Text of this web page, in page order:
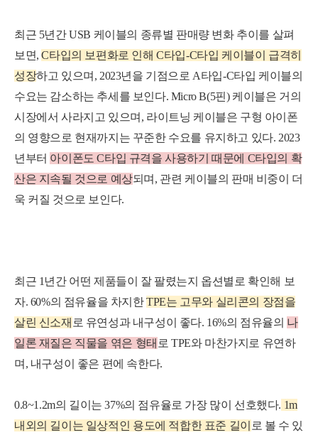
최근 5년간 USB 케이블의 종류별 판매량 변화 추이를 살펴
보면,C타입의 보편화로 인해 C타입-C타입 케이블이 급격히
성장하고 있으며 , 2023년을 기점으로 A타입-C타입 케이블의
수요는 감소하는 추세를 보인다. Micro B(5핀) 케이블은 거의
시장에서 사라지고 있으며, 라이트닝 케이블은 구형 아이폰
의 영향으로 현재까지는 꾸준한 수요를 유지 하고 있다. 2023
년부터 아이폰도 C타입 규격을 사용하기 때 문에 C타입의 확
산은 지속될 것으로 예상되며, 관련 케이블의 판매 비중이 더
욱 커질 것으로 보인다.
최근 1년간 어떤 제품들이 잘 팔렸는지 옵션별로 확인해 보
자. 60%의 점유율을 차지한TPE는 고무와 실리콘의 장점을
살린 신소재 로 유연성과 내구성이 좋다. 16%의 점유율의 나
일론 재질은 직물을 엮은 형태 로 TPE와 마찬가지로 유연하
며, 내구성이 좋은 편에 속한다.
0.8~1.2m의 길이는 37%의 점유율로 가장 많이 선호했다. 1m
내 외 의 길이 는 일상적인 용 도에 적합한 표준 길이 로 볼 수 있